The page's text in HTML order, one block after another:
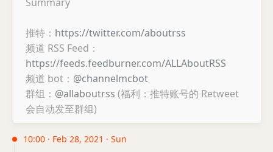
推特： https://twitter.com/aboutrss
频道 RSS Feed：
https://feeds.feedburner.com/ALLAboutRSS
频道 bot： @channelmcbot
群组： @allaboutrss (福利：推特账号的 Retweet
会自动发至群组)
10:00 · Feb 28, 2021 · Sun